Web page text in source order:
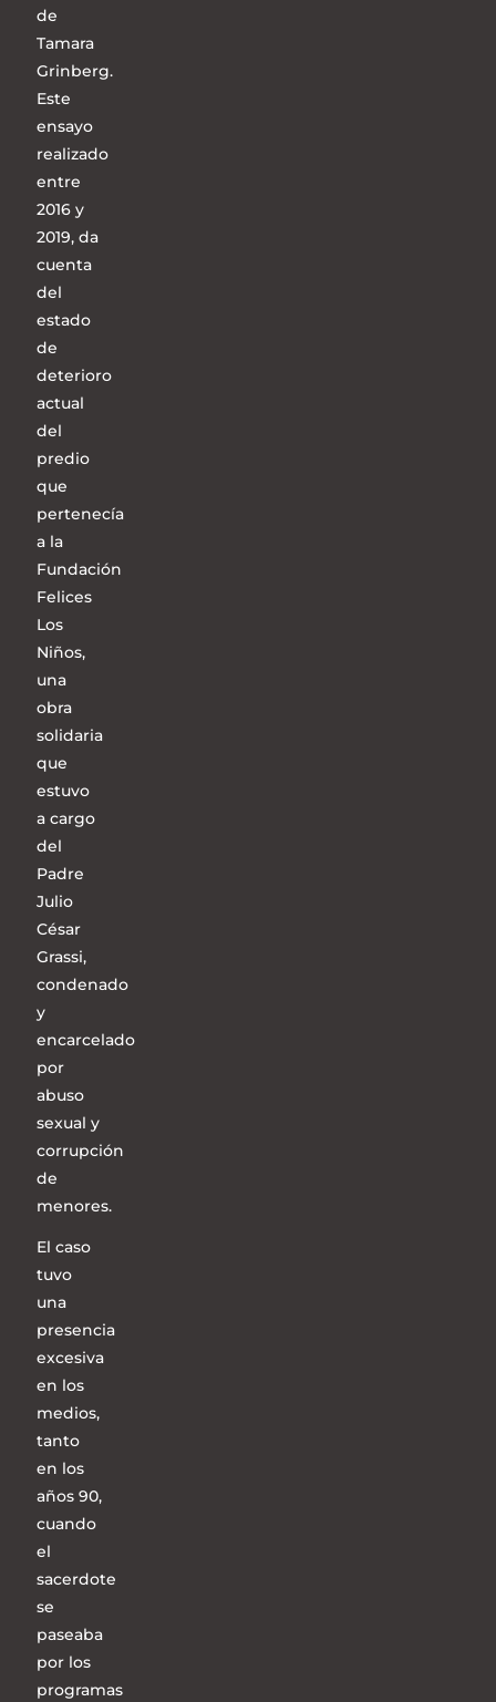
de
Tamara
Grinberg.
Este
ensayo
realizado
entre
2016 y
2019, da
cuenta
del
estado
de
deterioro
actual
del
predio
que
pertenecía
a la
Fundación
Felices
Los
Niños,
una
obra
solidaria
que
estuvo
a cargo
del
Padre
Julio
César
Grassi,
condenado
y
encarcelado
por
abuso
sexual y
corrupción
de
menores.
El caso
tuvo
una
presencia
excesiva
en los
medios,
tanto
en los
años 90,
cuando
el
sacerdote
se
paseaba
por los
programas